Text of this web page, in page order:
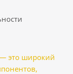
— это широкий